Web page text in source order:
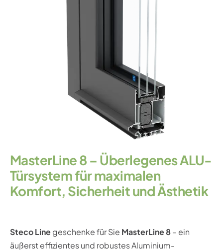
MasterLine 8 – Überlegenes ALU-
Türsystem für maximalen
Komfort, Sicherheit und Ästhetik
Steco Linegeschenke für Sie MasterLine 8– ein
äußerst effizientes und robustes Aluminium-